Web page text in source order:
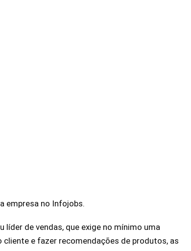
empresa no Infojobs.
de vendas, que exige no mínimo uma
e fazer recomendações de produtos, as